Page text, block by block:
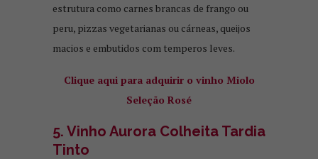
estrutura como carnes brancas de frango ou
peru, pizzas vegetarianas ou cárneas, queijos
macios e embutidos com temperos leves.
Clique aqui para adquirir o vinho Miolo
Seleção Rosé
5. Vinho Aurora Colheita Tardia
Tinto